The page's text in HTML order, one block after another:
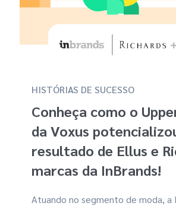
HISTÓRIAS DE SUCESSO
Conheça como o
da Voxus
resultado de Ellus e
marcas da InBrands!
Atuando no segmento de moda, a